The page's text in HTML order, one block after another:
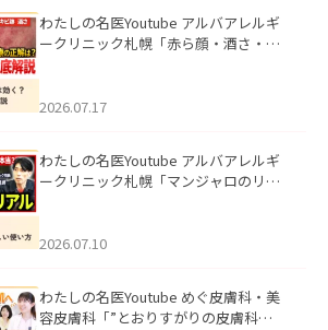
わたしの名医Youtube アルバアレルギ
ークリニック札幌「赤ら顔・酒さ・ニ
した。
2026.07.17
わたしの名医Youtube アルバアレルギ
ークリニック札幌「マンジャロのリア
た。
2026.07.10
わたしの名医Youtube めぐ皮膚科・美
容皮膚科「”とおりすがりの皮膚科